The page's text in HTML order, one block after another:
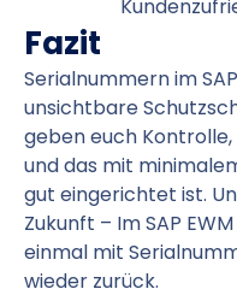
Fazit
Serialnummern im
unsichtbare
geben euch
und das mit
gut eingerichtet ist.
Zukunft – Im SAP
einmal mit
wieder zurück.